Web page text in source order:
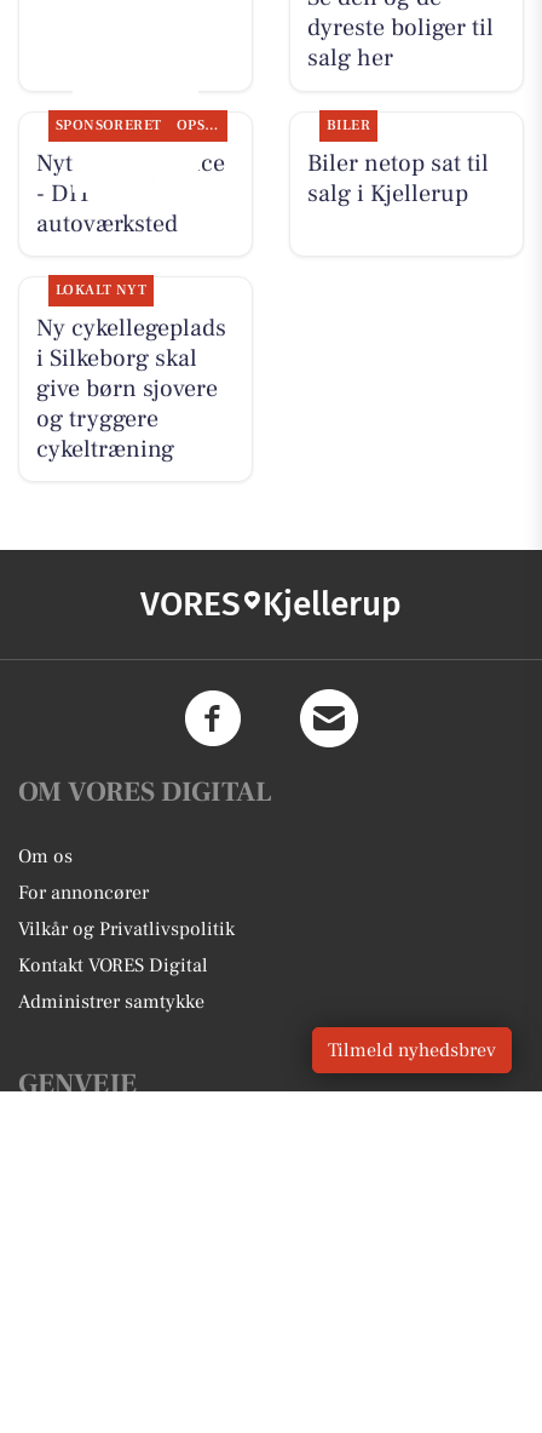
dyreste boliger til
salg her
SPONSORERET OPSLAGSTAVLEN
Nyt fra Rs-Service
- DIT
autoværksted
BILER
Biler netop sat til
salg i Kjellerup
LOKALT NYT
Ny cykellegeplads
i Silkeborg skal
give børn sjovere
og tryggere
cykeltræning
VORES Kjellerup
OM VORES DIGITAL
Om os
For annoncører
Vilkår og Privatlivspolitik
Kontakt VORES Digital
Administrer samtykke
GENVEJE
Tilmeld nyhedsbrev